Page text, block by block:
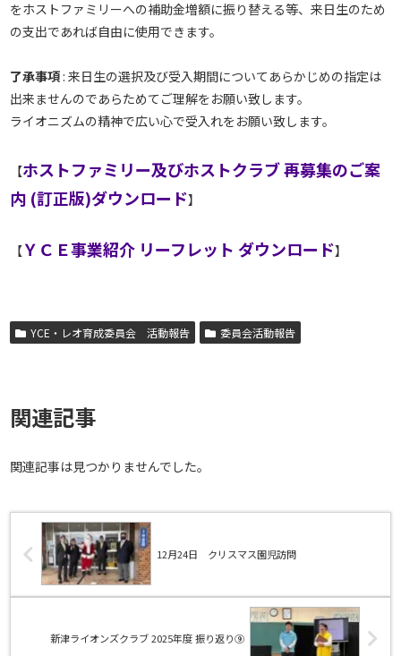
をホストファミリーへの補助金増額に振り替える等、来日生のため
の支出であれば自由に使用できます。
了承事項 : 来日生の選択及び受入期間についてあらかじめの指定は
出来ませんのであらためてご理解をお願い致します。
ライオニズムの精神で広い心で受入れをお願い致します。
【ホストファミリー及びホストクラブ 再募集のご案
内 (訂正版)ダウンロード】
【ＹＣＥ事業紹介 リーフレット ダウンロード】
YCE・レオ育成委員会 活動報告 委員会活動報告
関連記事
関連記事は見つかりませんでした。
12月24日 クリスマス園児訪問
新津ライオンズクラブ 2025年度 振り返り⑨